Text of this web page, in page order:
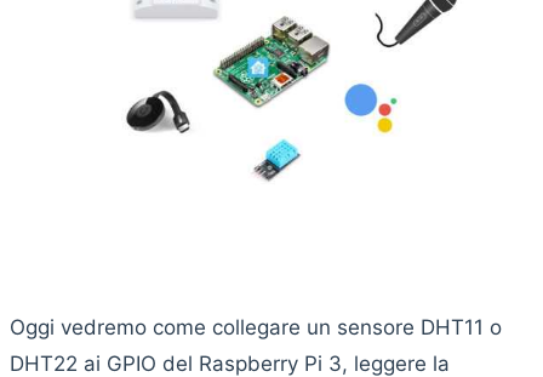
Oggi vedremo come collegare un sensore DHT11 o
DHT22 ai GPIO del Raspberry Pi 3, leggere la